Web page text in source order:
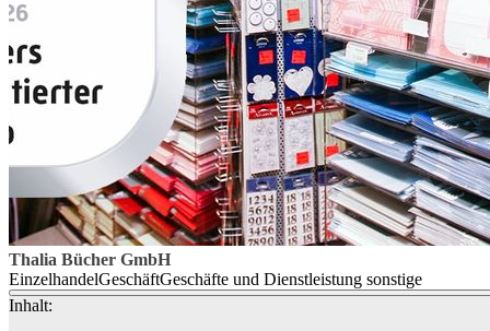
Thalia Bücher GmbH
EinzelhandelGeschäftGeschäfte und Dienstleistung sonstige
Inhalt: